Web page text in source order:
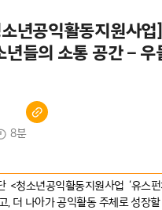
년공익활동지원사업
년들의 소통 공간 – 우
8분
<청소년공익활동지원사업 ‘유스
, 더 나아가 공익활동 주체로 성장